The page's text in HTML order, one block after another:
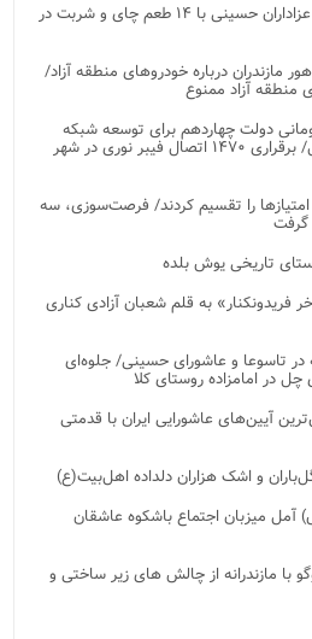
پذیرایی متفاوت و باشکوه از عزاداران حسینی با ۱۴ طعم چای و شربت در
درباره خودروهای منطقه آزاد/
منطقه آزاد ممنوع
۱۸۰ میلیارد تومانی دولت چهاردهم برای توسعه شبکه
تلفن همراه و فیبر نوری در آمل/ برقراری ۱۴۷۰ اتصال فیبر نوری در شهر
را تقسیم کردند/ فرصت‌سوزی، سه
گرفت
تاریخی یوش بلده
فریدونکنار» به قلم شعبان آزادی کناری
در تاسوعا و عاشورای حسینی/ جلوه‌ای
چل در امامزاده روستای کلا
آیین‌های عاشورایی ایران با قدمتی
و اشک هزاران دلداده اهل‌بیت(ع)
میزبان اجتماع باشکوه عاشقان
با مازندرانه از چالش های زیر ساختی و